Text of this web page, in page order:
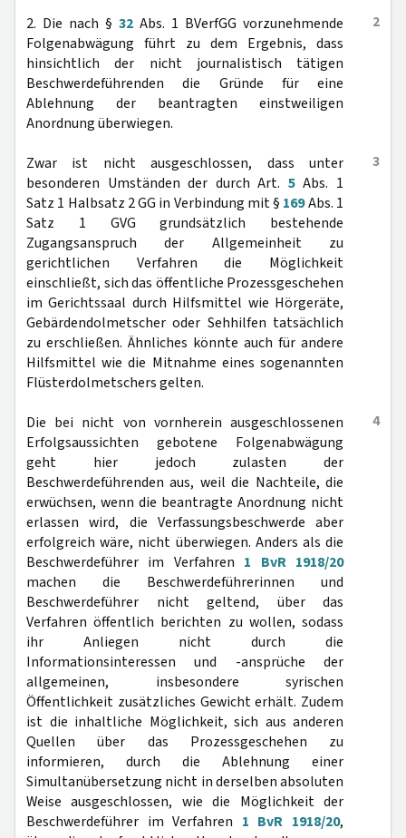
2
2. Die nach § 32 Abs. 1 BVerfGG vorzunehmende
Folgenabwägung führt zu dem Ergebnis, dass
hinsichtlich der nicht journalistisch tätigen
Beschwerdeführenden die Gründe für eine
Ablehnung der beantragten einstweiligen
Anordnung überwiegen.
3
Zwar ist nicht ausgeschlossen, dass unter
besonderen Umständen der durch Art. 5Abs. 1
Satz 1 Halbsatz 2 GG in Verbindung mit § 169Abs. 1
Satz 1 GVG grundsätzlich bestehende
Zugangsanspruch der Allgemeinheit zu
gerichtlichen Verfahren die Möglichkeit
einschließt, sich das öffentliche Prozessgeschehen
im Gerichtssaal durch Hilfsmittel wie Hörgeräte,
Gebärdendolmetscher oder Sehhilfen tatsächlich
zu erschließen. Ähnliches könnte auch für andere
Hilfsmittel wie die Mitnahme eines sogenannten
Flüsterdolmetschers gelten.
4
Die bei nicht von vornherein ausgeschlossenen
Erfolgsaussichten gebotene Folgenabwägung
geht hier jedoch zulasten der
Beschwerdeführenden aus, weil die Nachteile, die
erwüchsen, wenn die beantragte Anordnung nicht
erlassen wird, die Verfassungsbeschwerde aber
erfolgreich wäre, nicht überwiegen. Anders als die
Beschwerdeführer im Verfahren 1 BvR 1918/20
machen die Beschwerdeführerinnen und
Beschwerdeführer nicht geltend, über das
Verfahren öffentlich berichten zu wollen, sodass
ihr Anliegen nicht durch die
Informationsinteressen und -ansprüche der
allgemeinen, insbesondere syrischen
Öffentlichkeit zusätzliches Gewicht erhält. Zudem
ist die inhaltliche Möglichkeit, sich aus anderen
Quellen über das Prozessgeschehen zu
informieren, durch die Ablehnung einer
Simultanübersetzung nicht in derselben absoluten
Weise ausgeschlossen, wie die Möglichkeit der
Beschwerdeführer im Verfahren 1 BvR 1918/20,